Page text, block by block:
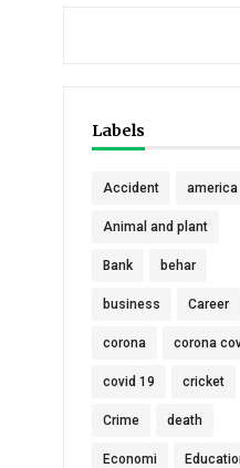
Labels
Accident america
Animal and plant
Bank behar
business Career
corona corona
covid 19 cricket
Crime death
Economi